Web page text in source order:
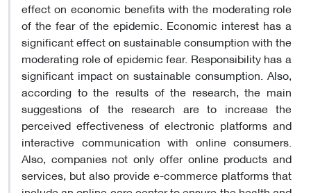
effect on economic benefits with the moderating role
of the fear of the epidemic. Economic interest has a
significant effect on sustainable consumption with the
moderating role of epidemic fear. Responsibility has a
significant impact on sustainable consumption. Also,
according to the results of the research, the main
suggestions of the research are to increase the
perceived effectiveness of electronic platforms and
interactive communication with online consumers.
Also, companies not only offer online products and
services, but also provide e-commerce platforms that